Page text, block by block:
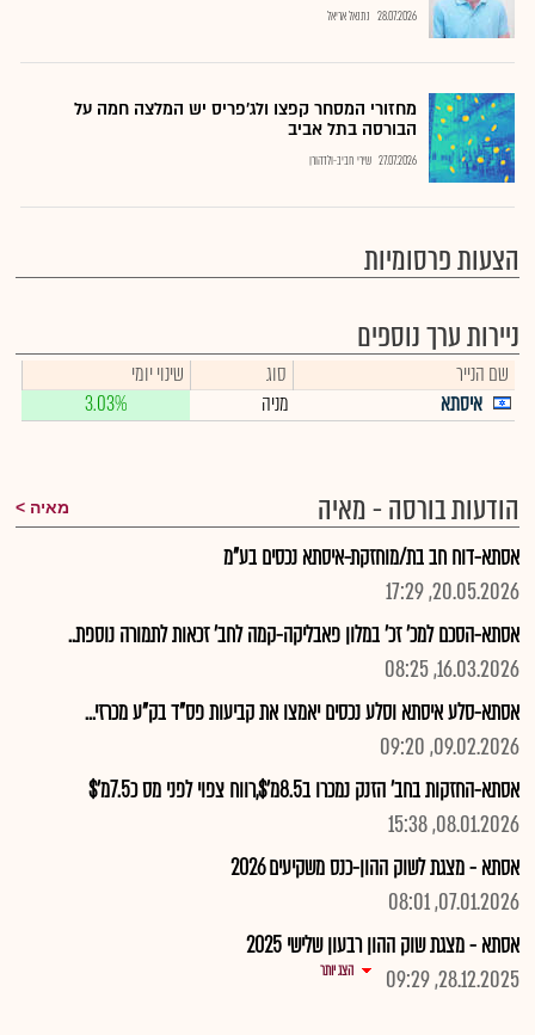
28.07.2026 נתנאל אריאל
מחזורי המסחר קפצו ולג'פריס יש המלצה חמה על
הבורסה בתל אביב
27.07.2026 שירי חביב-ולדהורן
הצעות פרסומיות
ניירות ערך נוספים
שם הנייר סוג
שינוי יומי
איסתא
מניה 3.03%
הודעות בורסה - מאיה מאיה
אסתא-דוח חב בת/מוחזקת-איסתא נכסים בע"מ
20.05.2026, 17:29
אסתא-הסכם למכ' זכ' במלון פאבליקה-קמה לחב' זכאות לתמורה נוספת..
16.03.2026, 08:25
אסתא-סלע איסתא וסלע נכסים יאמצו את קביעות פס"ד בק"ע מכרזי...
09.02.2026, 09:20
אסתא-החזקות בחב' הזנק נמכרו ב8.5מ'$,רווח צפוי לפני מס כ7.5מ'$
08.01.2026, 15:38
אסתא - מצגת לשוק ההון-כנס משקיעים 2026
07.01.2026, 08:01
אסתא - מצגת שוק ההון רבעון שלישי 2025
28.12.2025, 09:29
הצג יותר